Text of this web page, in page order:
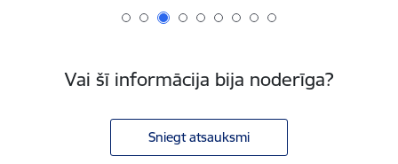
Vai šī informācija bija noderīga?
Sniegt atsauksmi